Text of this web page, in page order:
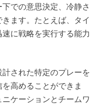
での意思決定、冷静さ
ます。たとえば、タイ
に戦略を実行する能力
された特定のプレーを
高めることができま
ケーションとチームワ